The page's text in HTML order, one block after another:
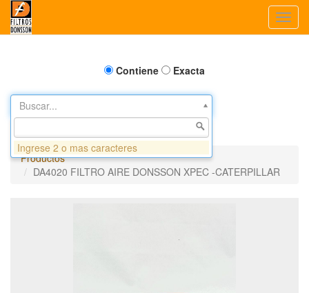
Contiene Exacta
Buscar...
Productos
DA4020 FILTRO AIRE DONSSON XPEC -CATERPILLAR
Ingrese 2 o mas caracteres